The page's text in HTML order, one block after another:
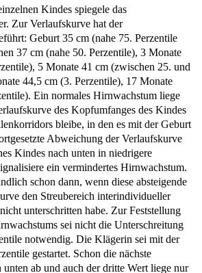
Zur Verlaufskurve hat der
Geburt 35 cm (nahe 75. Perzentile
37 cm (nahe 50. Perzentile), 3 Monate
5 Monate 41 cm (zwischen 25. und
44,5 cm (3. Perzentile), 17 Monate
Ein normales Hirnwachstum liege
des Kopfumfanges des Kindes
bleibe, in den es mit der Geburt
Abweichung der Verlaufskurve
Kindes nach unten in niedrigere
ein vermindertes Hirnwachstum.
schon dann, wenn diese absteigende
den Streubereich interindividueller
unterschritten habe. Zur Feststellung
sei nicht die Unterschreitung
notwendig. Die Klägerin sei mit der
gestartet. Schon die nächste
ab und auch der dritte Wert liege nur
Nach der Impfung falle die Kurve der